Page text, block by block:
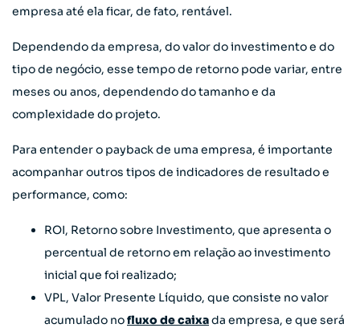
empresa até ela ficar, de fato, rentável.
Dependendo da empresa, do valor do investimento e do
tipo de negócio, esse tempo de retorno pode variar, entre
meses ou anos, dependendo do tamanho e da
complexidade do projeto.
Para entender o payback de uma empresa, é importante
acompanhar outros tipos de indicadores de resultado e
performance, como:
ROI, Retorno sobre Investimento, que apresenta o
percentual de retorno em relação ao investimento
inicial que foi realizado;
VPL, Valor Presente Líquido, que consiste no valor
acumulado nofluxo de caixada empresa, e que será